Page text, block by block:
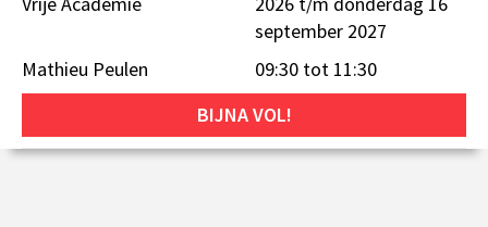
september 2027
09:30 tot 11:30
Mathieu Peulen
BIJNA VOL!